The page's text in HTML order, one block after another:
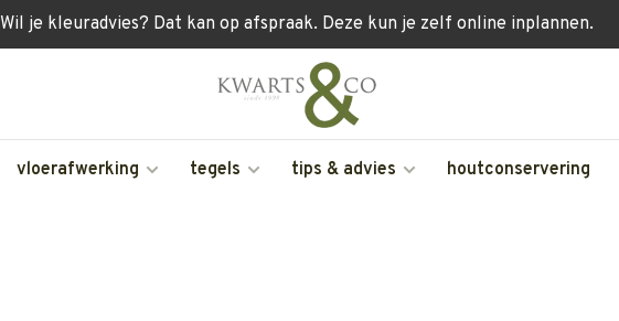
Wil je kleuradvies? Dat kan op afspraak. Deze kun je zelf online inplannen.
vloerafwerking tegels tips & advies houtconservering